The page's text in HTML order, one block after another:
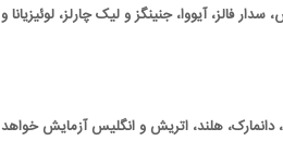
فالز، آیووا، جنینگز و لیک چارلز، لوئیزیانا و
هلند، اتریش و انگلیس آزمایش خواهد